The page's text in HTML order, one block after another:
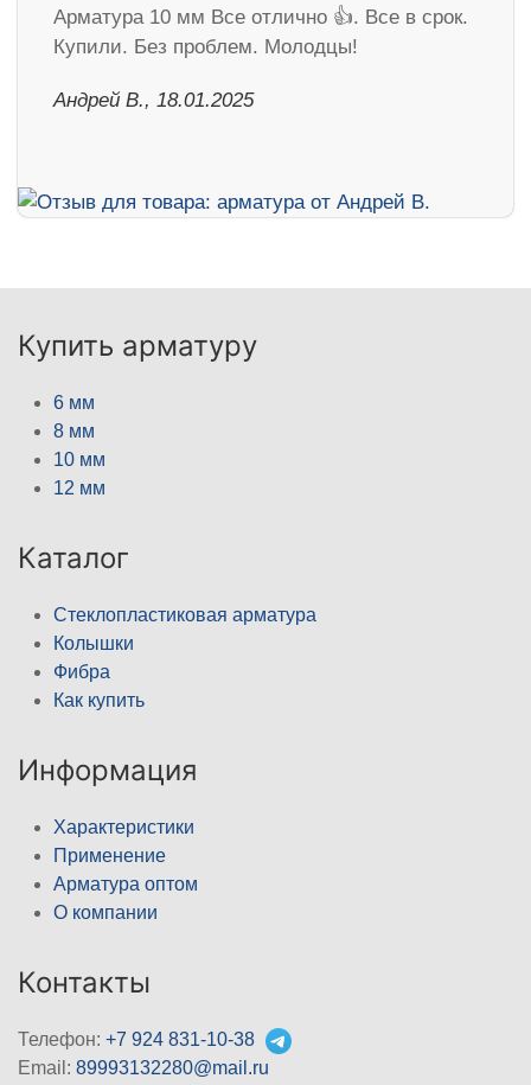
Арматура 10 мм Все отлично 👍. Все в срок.
Купили. Без проблем. Молодцы!
Андрей В., 18.01.2025
Купить арматуру
6 мм
8 мм
10 мм
12 мм
Каталог
Стеклопластиковая арматура
Колышки
Фибра
Как купить
Информация
Характеристики
Применение
Арматура оптом
О компании
Контакты
Телефон: +7 924 831-10-38
Email: 89993132280@mail.ru